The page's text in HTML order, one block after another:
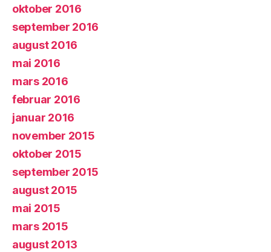
oktober 2016
september 2016
august 2016
mai 2016
mars 2016
februar 2016
januar 2016
november 2015
oktober 2015
september 2015
august 2015
mai 2015
mars 2015
august 2013